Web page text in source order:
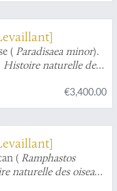
( Paradisaea minor).
Histoire naturelle des
[Plates 4 and 5. Le
€3,400.00
( Ramphastos
naturelle des oiseaux